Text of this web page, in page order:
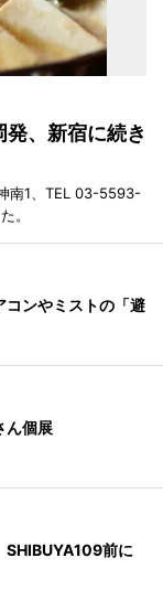
、新宿に続き
南1、TEL 03-5593-
。
コンやミストの「避
ん個展
SHIBUYA109前に